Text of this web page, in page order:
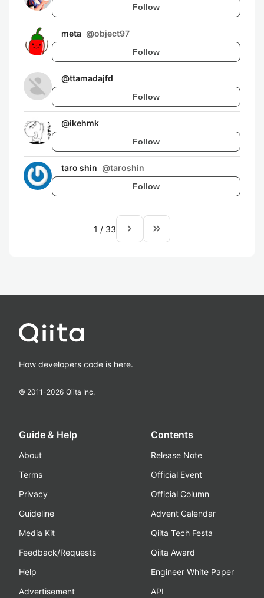
Follow
meta @object97
Follow
@ttamadajfd
Follow
@ikehmk
Follow
taro shin @taroshin
Follow
1 / 33 navigate_next keyboard_double_arrow_right
How developers code is here.
© 2011-2026 Qiita Inc.
Guide & Help
About
Terms
Privacy
Guideline
Media Kit
Feedback/Requests
Help
Advertisement
Contents
Release Note
Official Event
Official Column
Advent Calendar
Qiita Tech Festa
Qiita Award
Engineer White Paper
API